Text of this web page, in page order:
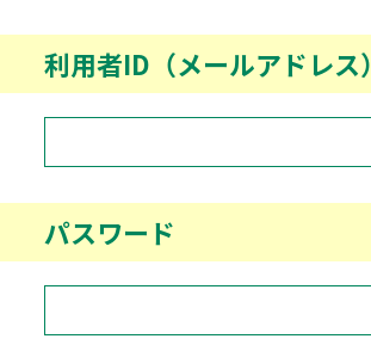
利用者ID（メールアドレス）
パスワード